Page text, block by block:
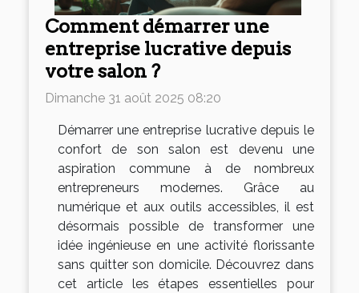
Comment démarrer une
entreprise lucrative depuis
votre salon ?
Dimanche 31 août 2025 08:20
Démarrer une entreprise lucrative depuis le
confort de son salon est devenu une
aspiration commune à de nombreux
entrepreneurs modernes. Grâce au
numérique et aux outils accessibles, il est
désormais possible de transformer une
idée ingénieuse en une activité florissante
sans quitter son domicile. Découvrez dans
cet article les étapes essentielles pour